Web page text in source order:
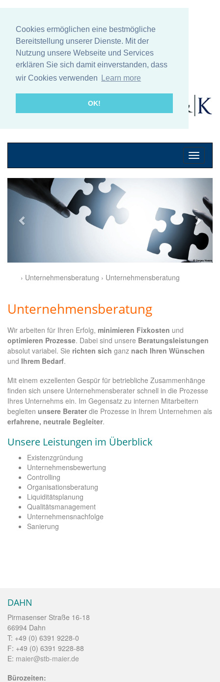
Cookies ermöglichen eine bestmögliche
Bereitstellung unserer Dienste. Mit der
Nutzung unsere Webseite und Services
erklären Sie sich damit einverstanden, dass
wir Cookies verwenden
Learn more
OK!
Mobile
› Unternehmensberatung › Unternehmensberatung
Unternehmensberatung
Wir arbeiten für Ihren Erfolg, minimieren Fixkosten und
optimieren Prozesse. Dabei sind unsere Beratungsleistungen
absolut variabel. Sie richten sich ganz nach Ihren Wünschen
und Ihrem Bedarf.
Mit einem exzellenten Gespür für betriebliche Zusammenhänge
finden sich unsere Unternehmensberater schnell in die Prozesse
Ihres Unternehms ein. Im Gegensatz zu internen Mitarbeitern
begleiten unsere Berater die Prozesse in Ihrem Unternehmen als
erfahrene, neutrale Begleiter.
Unsere Leistungen im Überblick
Existenzgründung
Unternehmensbewertung
Controlling
Organisationsberatung
Liquiditätsplanung
Qualitätsmanagement
Unternehmensnachfolge
Sanierung
DAHN
Pirmasenser Straße 16-18
66994 Dahn
T: +49 (0) 6391 9228-0
F: +49 (0) 6391 9228-88
E: maier@stb-maier.de
Bürozeiten: